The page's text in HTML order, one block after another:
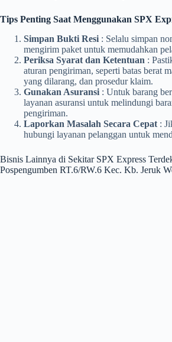
Tips Penting Saat Menggunakan SPX
Simpan Bukti Resi : Selalu simpan
mengirim paket untuk memudahkan
Periksa Syarat dan Ketentuan :
aturan pengiriman, seperti batas berat
yang dilarang, dan prosedur klaim.
Gunakan Asuransi : Untuk barang
layanan asuransi untuk melindungi
pengiriman.
Laporkan Masalah Secara Cepat :
hubungi layanan pelanggan untuk
Bisnis Lainnya di Sekitar SPX Express
Pospengumben RT.6/RW.6 Kec. Kb. Jeruk